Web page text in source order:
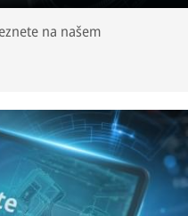
na našem